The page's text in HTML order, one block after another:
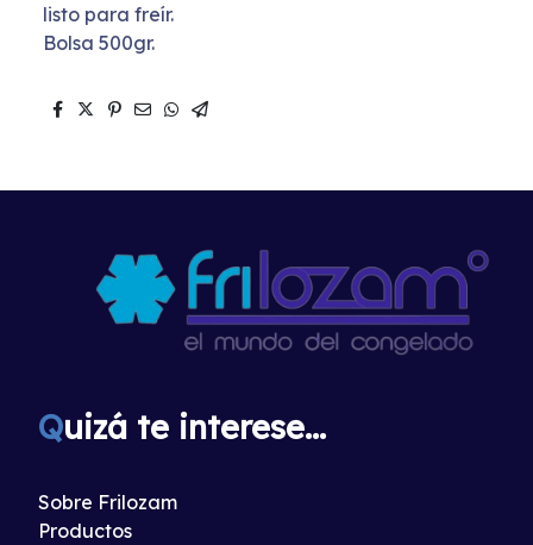
listo para freír.
Bolsa 500gr.
Quizá te interese...
Sobre Frilozam
Productos